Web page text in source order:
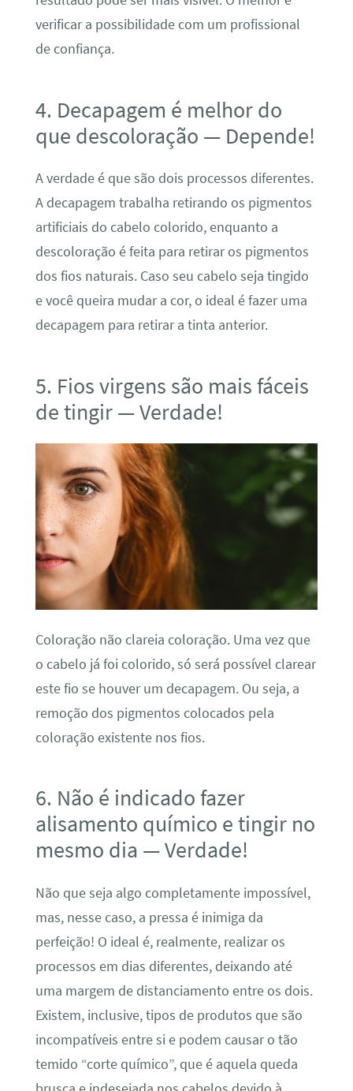
verificar a possibilidade com um profissional
de confiança.
4. Decapagem é melhor do
que descoloração — Depende!
A verdade é que são dois processos diferentes.
A decapagem trabalha retirando os pigmentos
artificiais do cabelo colorido, enquanto a
descoloração é feita para retirar os pigmentos
dos fios naturais. Caso seu cabelo seja tingido
e você queira mudar a cor, o ideal é fazer uma
decapagem para retirar a tinta anterior.
5. Fios virgens são mais fáceis
de tingir — Verdade!
Coloração não clareia coloração. Uma vez que
o cabelo já foi colorido, só será possível clarear
este fio se houver um decapagem. Ou seja, a
remoção dos pigmentos colocados pela
coloração existente nos fios.
6. Não é indicado fazer
alisamento químico e tingir no
mesmo dia — Verdade!
Não que seja algo completamente impossível,
mas, nesse caso, a pressa é inimiga da
perfeição! O ideal é, realmente, realizar os
processos em dias diferentes, deixando até
uma margem de distanciamento entre os dois.
Existem, inclusive, tipos de produtos que são
incompatíveis entre si e podem causar o tão
temido “corte químico”, que é aquela queda